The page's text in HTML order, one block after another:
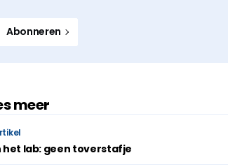
Abonneren
meer
het lab: geen toverstafje